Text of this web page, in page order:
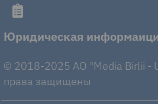
Юридическая
© 2018-2025 AO "Media Birlii -
права защищены